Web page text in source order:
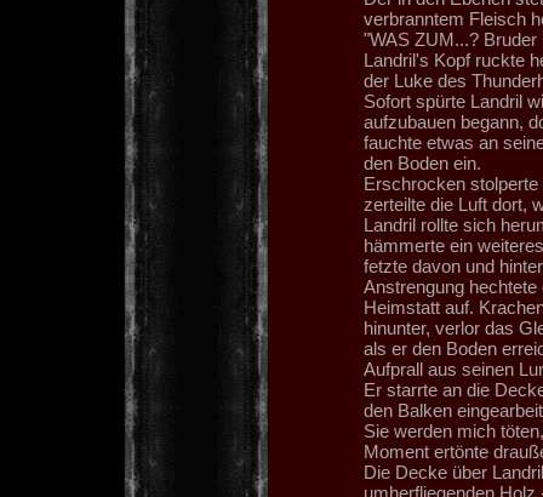
verbranntem Fleisch
"WAS ZUM...?
Landril's Kopf ruckte
der Luke des
Sofort spürte Landril
aufzubauen begann,
fauchte etwas an
den Boden ein.
Erschrocken
zerteilte die Luft dort,
Landril rollte sich
hämmerte ein
fetzte davon und
Anstrengung
Heimstatt auf.
hinunter, verlor das
als er den Boden
Aufprall aus seinen
Er starrte an die
den Balken
Sie werden mich
Moment ertönte
Die Decke über
umherfliegenden